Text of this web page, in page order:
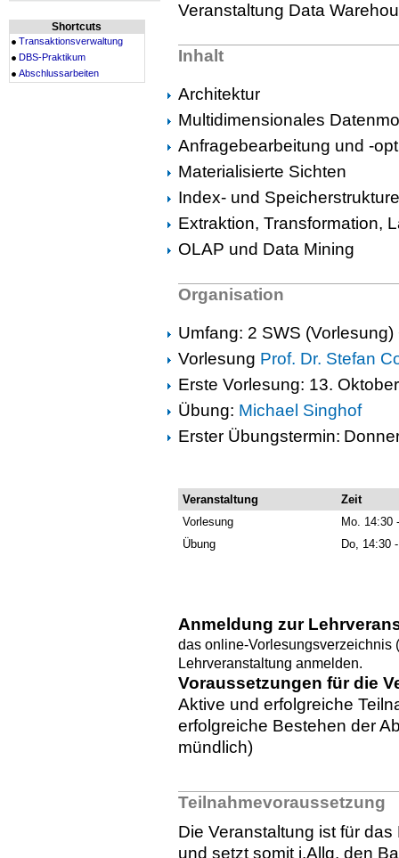
Shortcuts
Transaktionsverwaltung
DBS-Praktikum
Abschlussarbeiten
Veranstaltung Data
Inhalt
Architektur
Multidimensionales
Anfragebearbeitung und -
Materialisierte Sichten
Index- und
Extraktion, Transformation,
OLAP und Data Mining
Organisation
Umfang: 2 SWS
Vorlesung Prof. Dr. Stefan
Erste Vorlesung: 13. Oktober
Übung: Michael Singhof
Erster Übungstermin:
Veranstaltung
Zeit
Vorlesung
Mo. 14:30
Übung
Do, 14:30
Anmeldung zur
das online-Vorlesungsverzeichnis (
Lehrveranstaltung anmelden.
Voraussetzungen für die
Aktive und erfolgreiche
erfolgreiche Bestehen der
mündlich)
Teilnahmevoraussetzung
Die Veranstaltung ist für
und setzt somit i.Allg. den